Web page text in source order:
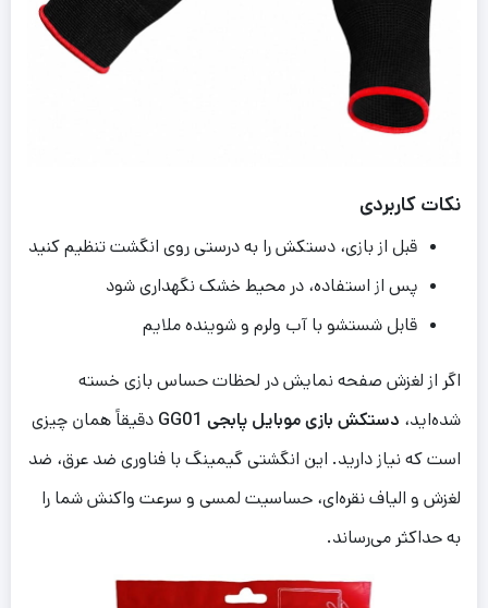
نکات کاربردی
قبل از بازی، دستکش را به درستی روی انگشت تنظیم کنید
پس از استفاده، در محیط خشک نگهداری شود
قابل شستشو با آب ولرم و شوینده ملایم
اگر از لغزش صفحه نمایش در لحظات حساس بازی خسته
شده‌اید، دستکش بازی موبایل پابجی GG01
دقیقاً همان چیزی
است که نیاز دارید. این انگشتی گیمینگ با فناوری ضد عرق، ضد
لغزش و الیاف نقره‌ای، حساسیت لمسی و سرعت واکنش شما را
به حداکثر می‌رساند.